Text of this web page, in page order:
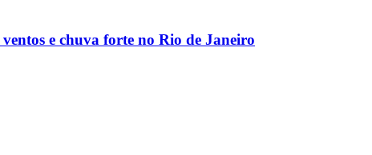
e chuva forte no Rio de Janeiro